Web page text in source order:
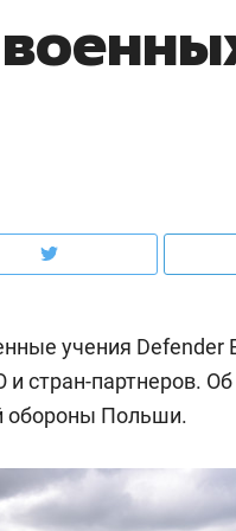
учения Defender
стран-партнеров.
обороны Польши.
и чудных запросах
и Face
какой будет
в ЖК «Нова»